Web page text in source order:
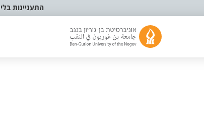
התעניינות